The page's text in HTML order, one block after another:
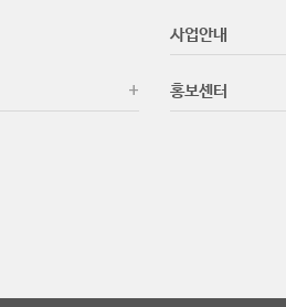
사업안내
홍보센터